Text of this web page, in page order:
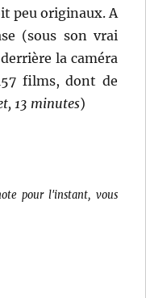
peu originaux. A
(sous son vrai
la caméra
films, dont de
13 minutes)
pour l'instant, vous